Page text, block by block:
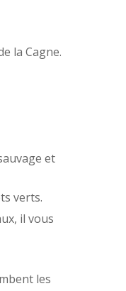
la Cagne.
et
verts.
il vous
les